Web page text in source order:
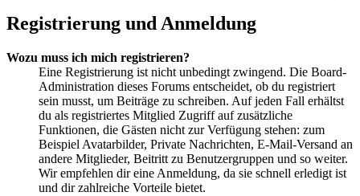
Registrierung und Anmeldung
Wozu muss ich mich registrieren?
Eine Registrierung ist nicht unbedingt zwingend. Die Board-
Administration dieses Forums entscheidet, ob du registriert
sein musst, um Beiträge zu schreiben. Auf jeden Fall erhältst
du als registriertes Mitglied Zugriff auf zusätzliche
Funktionen, die Gästen nicht zur Verfügung stehen: zum
Beispiel Avatarbilder, Private Nachrichten, E-Mail-Versand an
andere Mitglieder, Beitritt zu Benutzergruppen und so weiter.
Wir empfehlen dir eine Anmeldung, da sie schnell erledigt ist
und dir zahlreiche Vorteile bietet.